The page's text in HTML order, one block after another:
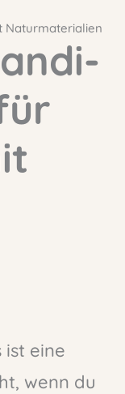
Naturmaterialien
eine
wenn du